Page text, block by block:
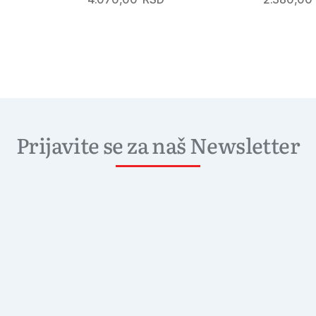
Prijavite se za naš Newsletter